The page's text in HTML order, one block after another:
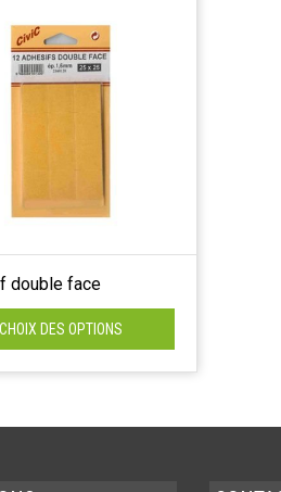
double face
CHOIX DES OPTIONS